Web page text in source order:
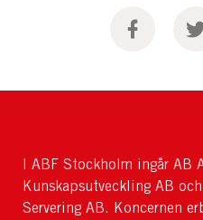
I ABF Stockholm ingår AB
Kunskapsutveckling AB
Servering AB. Koncernen